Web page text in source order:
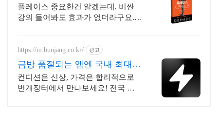
금 읽지않으면 늦습니다
플레이스 중요한건 알겠는데, 비싼
강의 들어봐도 효과가 없더라구요.
다.
https://m.bunjang.co.kr/ 광고
금방 품절되는 엠엔 국내 최대
브랜드 중고거래
컨디션은 신상, 가격은 합리적으로
번개장터에서 만나보세요! 전국 각